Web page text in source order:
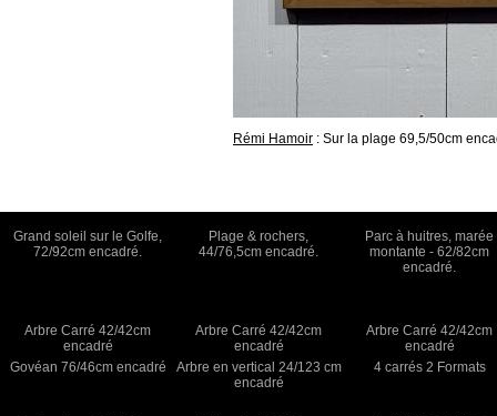
Rémi Hamoir : Sur la plage 69,5/50cm
Grand soleil sur le Golfe,
72/92cm encadré.
Plage & rochers,
44/76,5cm encadré.
Parc à huitres, marée
montante - 62/82cm
encadré.
Arbre Carré 42/42cm
encadré
Arbre Carré 42/42cm
encadré
Arbre Carré 42/42cm
encadré
Govéan 76/46cm encadré
Arbre en vertical 24/123 cm
encadré
4 carrés 2 Formats